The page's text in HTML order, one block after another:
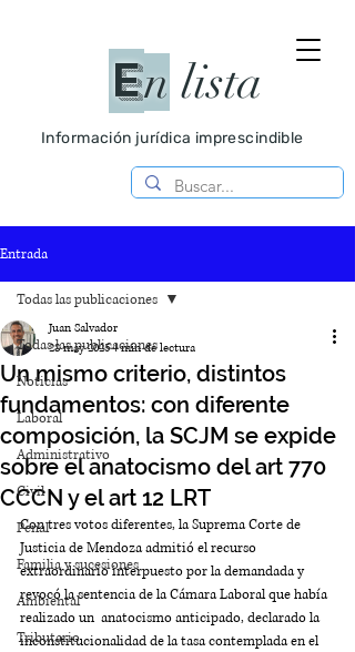
En lista
Información jurídica imprescindible
Entrada
Todas las publicaciones
Noticias
Laboral
Administrativo
Civil
Penal
Familia y sucesiones
Ambiental
Tributario
Todas las publicaciones
Un mismo criterio, distintos
fundamentos: con diferente
composición, la SCJM se expide
sobre el anatocismo del art 770
CCCN y el art 12 LRT
Juan Salvador
28 may 20254 min de lectura
Con tres votos diferentes, la Suprema Corte de
Justicia de Mendoza admitió el recurso
extraordinario interpuesto por la demandada y
revocó la sentencia de la Cámara Laboral que había
realizado un  anatocismo anticipado, declarado la
inconstitucionalidad de la tasa contemplada en el